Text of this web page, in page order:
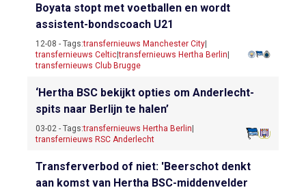
Boyata stopt met voetballen en wordt
assistent-bondscoach U21
12-08 - Tags:transfernieuws Manchester City|
transfernieuws Celtic|transfernieuws Hertha Berlin|
transfernieuws Club Brugge
‘Hertha BSC bekijkt opties om Anderlecht-
spits naar Berlijn te halen’
03-02 - Tags:transfernieuws Hertha Berlin|
transfernieuws RSC Anderlecht
Transferverbod of niet: 'Beerschot denkt
aan komst van Hertha BSC-middenvelder